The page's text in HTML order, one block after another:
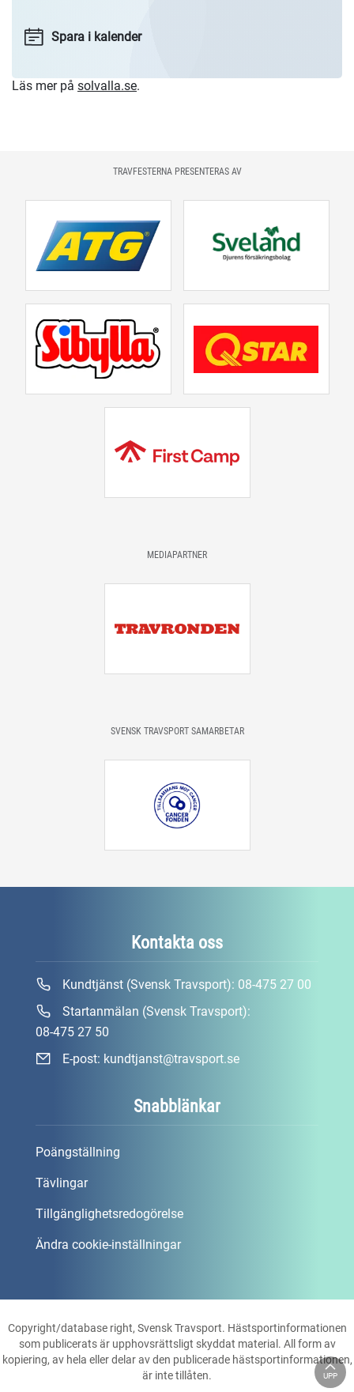
Läs mer på solvalla.se.
Spara i kalender
TRAVFESTERNA PRESENTERAS AV
MEDIAPARTNER
SVENSK TRAVSPORT SAMARBETAR
Snabblänkar
Poängställning
Tävlingar
Tillgänglighetsredogörelse
Ändra cookie-inställningar
Kontakta oss
Kundtjänst (Svensk Travsport): 08-475 27 00
Startanmälan (Svensk Travsport):
08-475 27 50
E-post: kundtjanst@travsport.se
UPP
Copyright/database right, Svensk Travsport. Hästsportinformationen
som publicerats är upphovsrättsligt skyddat material. All form av
kopiering, av hela eller delar av den publicerade hästsportinformationen,
är inte tillåten.